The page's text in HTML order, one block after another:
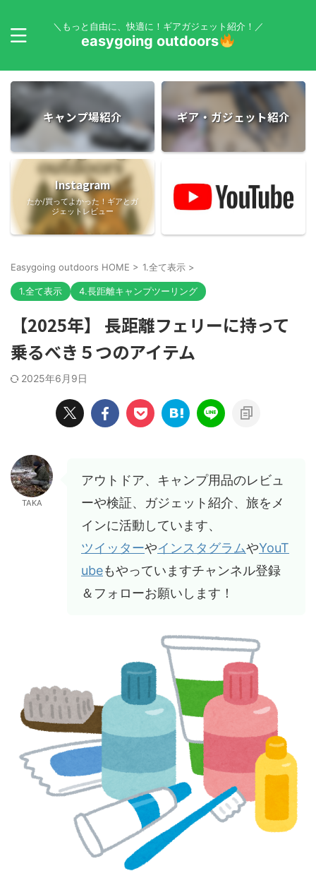
＼もっと自由に、快適に！ギアガジェット紹介！／
easygoing outdoors
キャンプ場紹介 ギア・ガジェット紹介
Instagram
たか/買ってよかった！ギアとガ
ジェットレビュー
Easygoing outdoors HOME > 1.全て表示 >
1.全て表示 4.長距離キャンプツーリング
【2025年】 長距離フェリーに持って
乗るべき５つのアイテム
2025年6月9日
TAKA
アウトドア、キャンプ用品のレビュ
ーや検証、ガジェット紹介、旅をメ
インに活動しています、
ツイッターやインスタグラムやYouT
ubeもやっていますチャンネル登録
＆フォローお願いします！